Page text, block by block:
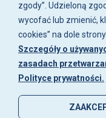
zgody”. Udzieloną
wycofać lub zmienić,
cookies” na dole strony.
Szczegóły o
zasadach
Polityce prywatności.